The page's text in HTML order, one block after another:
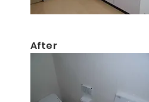
​After